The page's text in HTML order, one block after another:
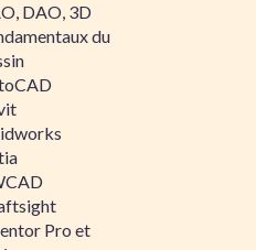
DAO, 3D
du
Pro et